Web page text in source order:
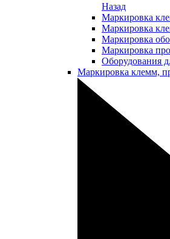
Назад
Маркировка
Маркировка
Маркировка
Маркировка
Оборудования
Маркировка клемм,